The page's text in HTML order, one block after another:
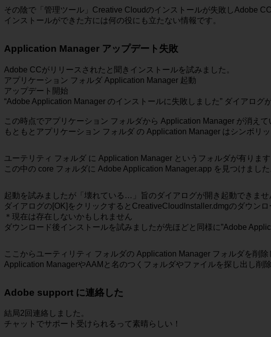
その陰で「管理ツール」Creative Cloudのインストールが失敗しAdobe
インストールができた方には何の役にも立たない情報です。
Application Manager アップデート失敗
Adobe CCがリリースされたと聞きインストールを試みました。
アプリケーション フォルダ Application Manager 起動
アップデート開始
“Adobe Application Manager のインストールに失敗しました” ダイアログ
この時点でアプリケーション フォルダから Application Manager が消えて
もともとアプリケーション フォルダ の Application Manager はシンボリ
ユーテリティ フォルダ に Application Manager というフォルダが有ります
この中の core フォルダに Adobe Application Manager.app を見つけました
起動を試みましたが「壊れている…」旨のダイアログが開き起動できませ
ダイアログの[OK]をクリックするとCreativeCloudInstaller.dmgのダウンロ
＊現在は存在しないかもしれません
ダウンロード後インストールを試みましたが先ほどと同様に”Adobe
ここからユーティリティ フォルダの Application Manager フォルダを削
Application ManagerやAAMと名のつくフォルダやファイルを探し出し削
Adobe support に連絡した
結局2回連絡しました。
チャットでサポート受けられるって素晴らしい！